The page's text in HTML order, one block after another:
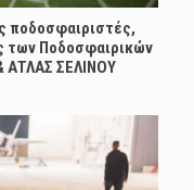
ποδοσφαιριστές,
των Ποδοσφαιρικών
ΑΤΛΑΣ ΣΕΛΙΝΟΥ